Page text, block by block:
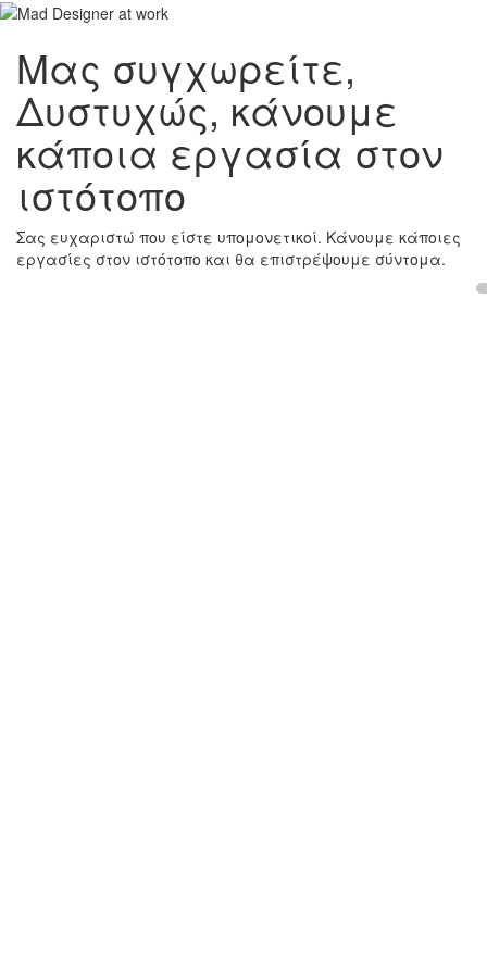
Μας συγχωρείτε,
Δυστυχώς, κάνουμε
κάποια εργασία στον
ιστότοπο
Σας ευχαριστώ που είστε υπομονετικοί. Κάνουμε κάποιες
εργασίες στον ιστότοπο και θα επιστρέψουμε σύντομα.